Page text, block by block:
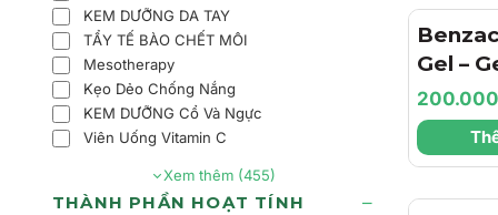
KEM DƯỠNG DA TAY
TẨY TẾ BÀO CHẾT MÔI
Mesotherapy
Kẹo Dẻo Chống Nắng
KEM DƯỠNG Cổ Và Ngực
Viên Uống Vitamin C
Xem thêm (455)
THÀNH PHẦN HOẠT TÍNH
Gel –
Trợ
Dịu
Dầu